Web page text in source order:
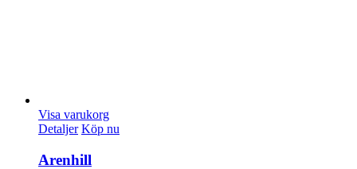
Visa varukorg
Detaljer Köp nu
Arenhill